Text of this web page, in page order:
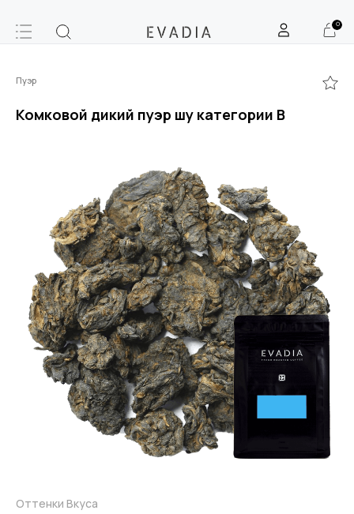
0
Пуэр
Комковой дикий пуэр шу категории В
Оттенки Вкуса